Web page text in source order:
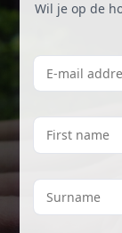
Wil je op de